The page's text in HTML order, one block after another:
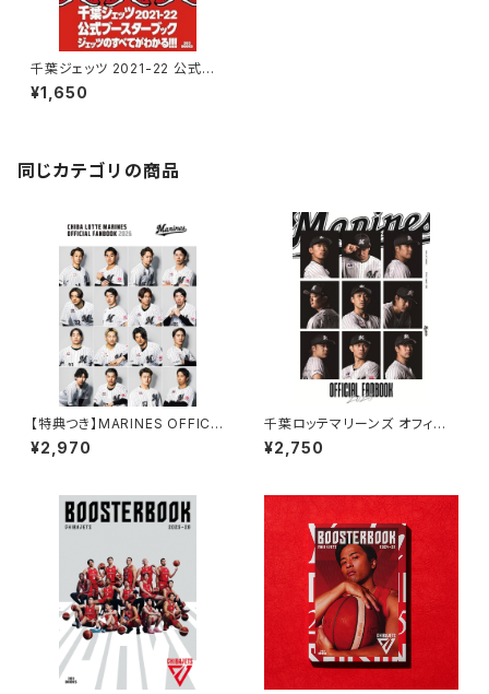
千葉ジェッツ 2021-22 公式ブ
ースターブック
¥1,650
同じカテゴリの商品
【特典つき】MARINES OFFICIA
L FANBOOK 2026
¥2,970
千葉ロッテマリーンズ オフィシャ
ル ファンブック 2025
¥2,750